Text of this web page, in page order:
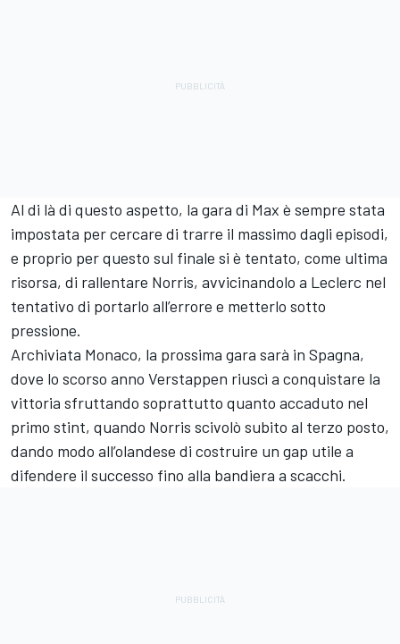
Al di là di questo aspetto, la gara di Max è sempre stata
impostata per cercare di trarre il massimo dagli episodi,
e proprio per questo sul finale si è tentato, come ultima
risorsa, di rallentare Norris, avvicinandolo a Leclerc nel
tentativo di portarlo all’errore e metterlo sotto
pressione.
Archiviata Monaco, la prossima gara sarà in Spagna,
dove lo scorso anno Verstappen riuscì a conquistare la
vittoria sfruttando soprattutto quanto accaduto nel
primo stint, quando Norris scivolò subito al terzo posto,
dando modo all’olandese di costruire un gap utile a
difendere il successo fino alla bandiera a scacchi.